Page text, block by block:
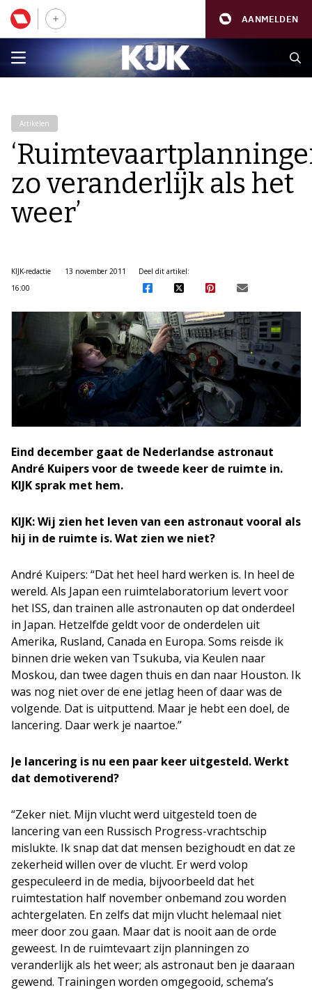
AANMELDEN
Artikelen
zo veranderlijk als het
weer’
KIJK-redactie
13 november 2011
16:00
Deel dit artikel:
Eind december gaat de Nederlandse astronaut
André Kuipers voor de tweede keer de ruimte in.
KIJK sprak met hem.
KIJK: Wij zien het leven van een astronaut vooral als
hij in de ruimte is. Wat zien we niet?
André Kuipers: “Dat het heel hard werken is. In heel de
wereld. Als Japan een ruimtelaboratorium levert voor
het ISS, dan trainen alle astronauten op dat onderdeel
in Japan. Hetzelfde geldt voor de onderdelen uit
Amerika, Rusland, Canada en Europa. Soms reisde ik
binnen drie weken van Tsukuba, via Keulen naar
Moskou, dan twee dagen thuis en dan naar Houston. Ik
was nog niet over de ene jetlag heen of daar was de
volgende. Dat is uitputtend. Maar je hebt een doel, de
lancering. Daar werk je naartoe.”
Je lancering is nu een paar keer uitgesteld. Werkt
dat demotiverend?
“Zeker niet. Mijn vlucht werd uitgesteld toen de
lancering van een Russisch Progress-vrachtschip
mislukte. Ik snap dat dat mensen bezighoudt en dat ze
zekerheid willen over de vlucht. Er werd volop
gespeculeerd in de media, bijvoorbeeld dat het
ruimtestation half november onbemand zou worden
achtergelaten. En zelfs dat mijn vlucht helemaal niet
meer door zou gaan. Maar dat is nooit aan de orde
geweest. In de ruimtevaart zijn planningen zo
veranderlijk als het weer; als astronaut ben je daaraan
gewend. Trainingen worden omgegooid, schema’s